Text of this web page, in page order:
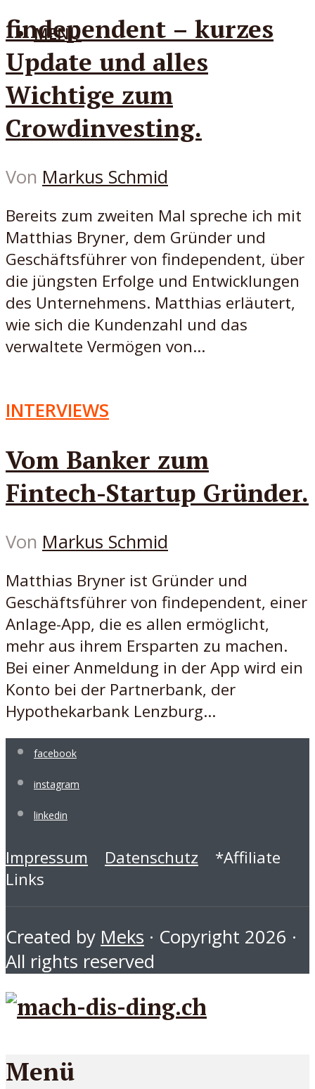
MENÜ
findependent – kurzes
Update und alles
Wichtige zum
Crowdinvesting.
Von Markus Schmid
Bereits zum zweiten Mal spreche ich mit
Matthias Bryner, dem Gründer und
Geschäftsführer von findependent, über
die jüngsten Erfolge und Entwicklungen
des Unternehmens. Matthias erläutert,
wie sich die Kundenzahl und das
verwaltete Vermögen von...
INTERVIEWS
Vom Banker zum
Fintech-Startup Gründer.
Von Markus Schmid
Matthias Bryner ist Gründer und
Geschäftsführer von findependent, einer
Anlage-App, die es allen ermöglicht,
mehr aus ihrem Ersparten zu machen.
Bei einer Anmeldung in der App wird ein
Konto bei der Partnerbank, der
Hypothekarbank Lenzburg...
facebook
instagram
linkedin
Impressum Datenschutz *Affiliate
Links
Created by Meks · Copyright 2026 ·
All rights reserved
Menü